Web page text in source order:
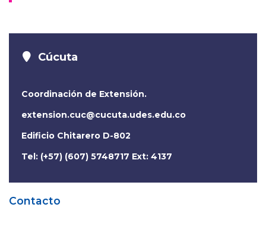
Cúcuta
Coordinación de Extensión.
extension.cuc@cucuta.udes.edu.co
Edificio Chitarero D-802
Tel: (+57) (607) 5748717 Ext: 4137
Contacto